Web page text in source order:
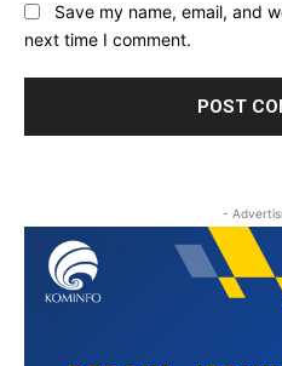
Save my name, email, and
next time I comment.
-